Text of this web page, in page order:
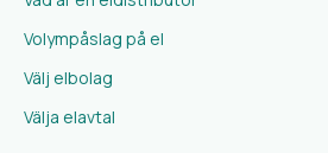
Volympåslag på el
Välj elbolag
Välja elavtal